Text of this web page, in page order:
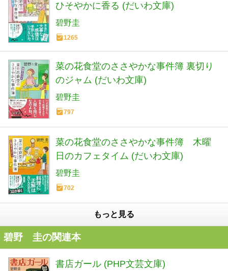
ひそやかに香る (だいわ文庫)
碧野圭
1265
菜の花食堂のささやかな事件簿 裏切り
のジャム (だいわ文庫)
碧野圭
797
菜の花食堂のささやかな事件簿 木曜
日のカフェタイム (だいわ文庫)
碧野圭
702
もっと見る
碧野 圭の関連本
書店ガール (PHP文芸文庫)